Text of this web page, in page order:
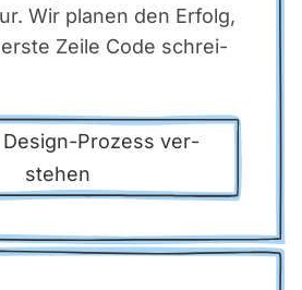
Wir pla­nen den Erfolg,
Zei­le Code schrei­
Design-Pro­zess ver­
ste­hen